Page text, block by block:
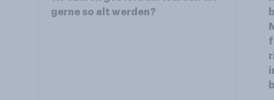
gerne so alt werden?